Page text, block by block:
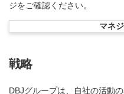
ジをご確認ください。
マネ
戦略
DBJグループは、自社の活動